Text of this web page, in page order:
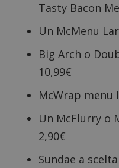
Tasty Bacon
Un McMenu
Big Arch o
10,99€
McWrap menu
Un McFlurry o
2,90€
Sundae a